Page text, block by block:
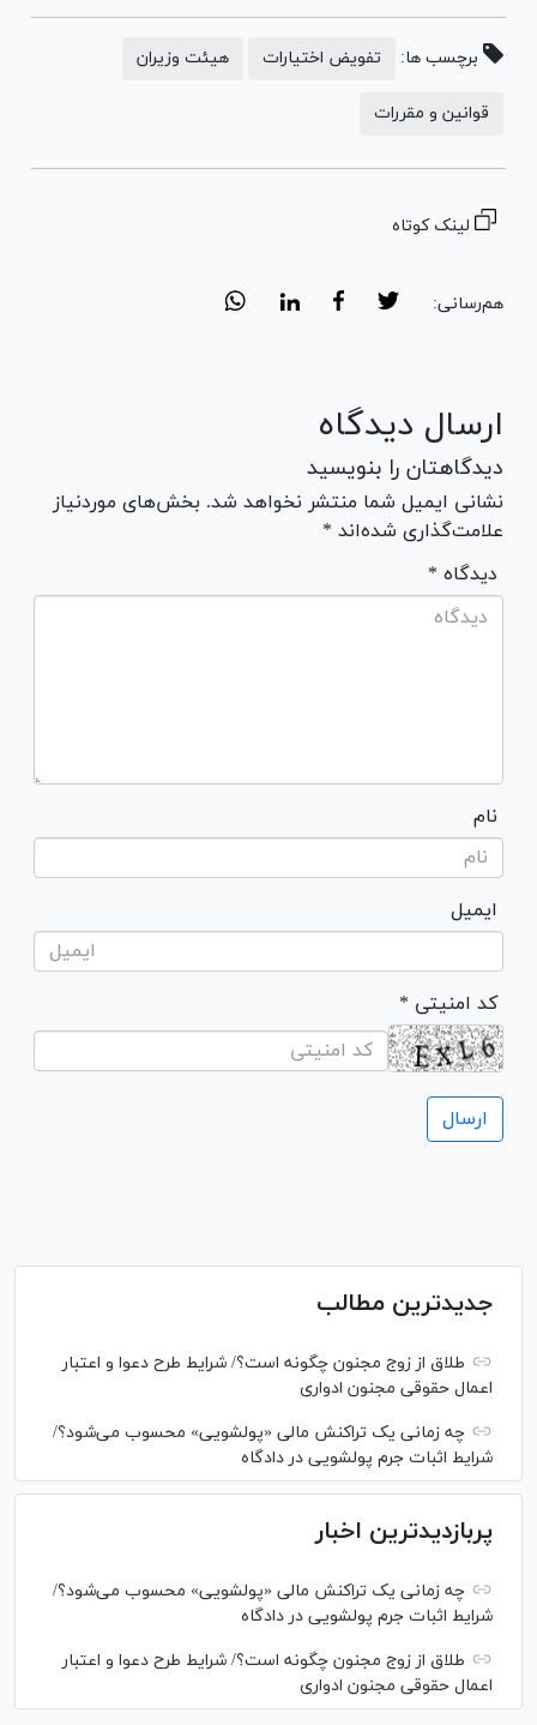
برچسب ها: تفویض اختیارات هیئت وزیران
قوانین و مقررات
لینک کوتاه
هم‌رسانی:
ارسال دیدگاه
دیدگاهتان را بنویسید
نشانی ایمیل شما منتشر نخواهد شد. بخش‌های موردنیاز
علامت‌گذاری شده‌اند *
* دیدگاه
نام
ایمیل
* کد امنیتی
جدیدترین مطالب
طلاق از زوج مجنون چگونه است؟/ شرایط طرح دعوا و اعتبار
اعمال حقوقی مجنون ادواری
چه زمانی یک تراکنش مالی «پولشویی» محسوب می‌شود؟/
شرایط اثبات جرم پولشویی در دادگاه
پربازدیدترین اخبار
چه زمانی یک تراکنش مالی «پولشویی» محسوب می‌شود؟/
شرایط اثبات جرم پولشویی در دادگاه
طلاق از زوج مجنون چگونه است؟/ شرایط طرح دعوا و اعتبار
اعمال حقوقی مجنون ادواری